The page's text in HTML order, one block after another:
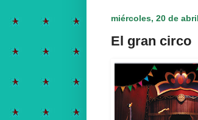
miércoles, 20 de
El gran circo